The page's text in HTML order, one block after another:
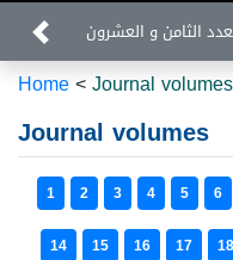
الثامن و العشرون
Home<Journal volumes
Journal volumes
1 2 3 4 5 6
14
15 16 17 18